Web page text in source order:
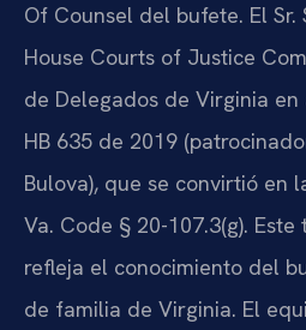
Of Counsel del bufete. El
House Courts of Justice
de Delegados de Virginia
HB 635 de 2019
Bulova), que se convirtió en
Va. Code § 20-107.3(g).
refleja el conocimiento del
de familia de Virginia. El